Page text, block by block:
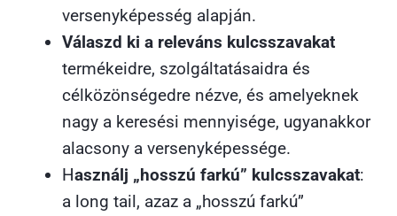
versenyképesség alapján.
Válaszd ki a releváns kulcsszavakat
termékeidre, szolgáltatásaidra és
célközönségedre nézve, és amelyeknek
nagy a keresési mennyisége, ugyanakkor
alacsony a versenyképessége.
Használj „hosszú farkú” kulcsszavakat:
a long tail, azaz a „hosszú farkú”